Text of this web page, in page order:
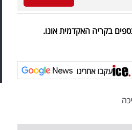
בקריה האקדמית אונו.
עקבו אחרינו